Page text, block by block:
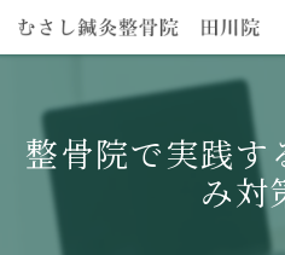
整骨院で実践す
み対